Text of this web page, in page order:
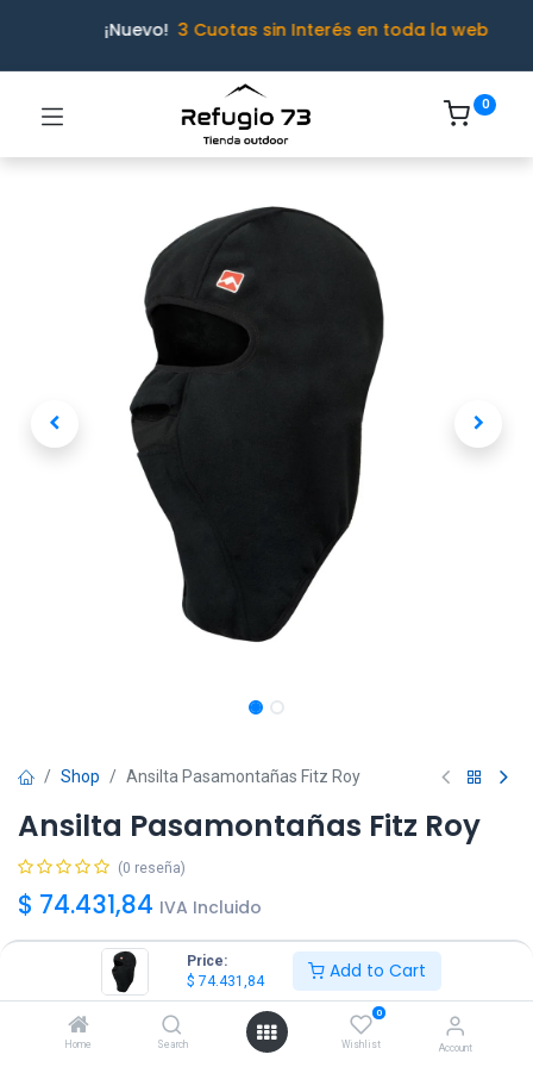
Price:
$ 74.431,84 Add to Cart
Home Search
0
Wishlist Account
¡Nuevo! 3 Cuotas sin Interés en toda la web
0
Shop Ansilta Pasamontañas Fitz Roy
Ansilta Pasamontañas Fitz Roy
(0 reseña)
$ 74.431,84 IVA Incluido